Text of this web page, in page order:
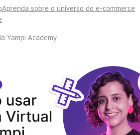
Aprenda sobre o universo do e-commerce
Yampi Academy